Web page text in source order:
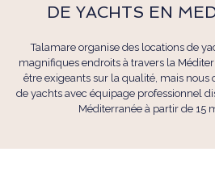
DE YACHTS EN
Talamare organise des locations de
magnifiques endroits à travers la
être exigeants sur la qualité, mais nous
de yachts avec équipage professionnel
Méditerranée à partir de 15